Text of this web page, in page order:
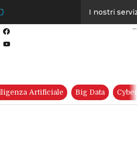
I nostri
Artificiale Big Data